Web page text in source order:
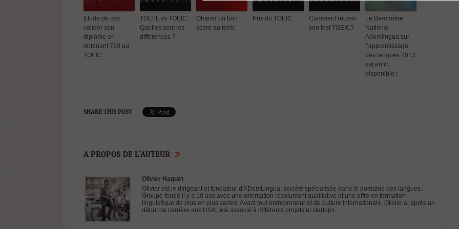
Etude de cas:
valider son
diplôme en
obtenant 750 au
TOEIC
TOEFL vs TOEIC :
Quelles sont les
différences ?
Obtenir un bon
score au toeic
Prix du TOEIC
Comment réussir
son test TOEIC?
Le Baromètre
National
Adomlingua sur
l’apprentissage
des langues 2013
est enfin
disponible !
SHARE THIS POST
A PROPOS DE L'AUTEUR
Olivier Haquet
Olivier est le dirigeant et fondateur d'ADomLingua, société spécialisée dans le domaine des langues.
Groupe fondé il y a 10 ans avec une orientation résolument qualitative et une offre en formation
linguistique de plus en plus variée. Avant tout entrepreneur et de culture internationale, Olivier a, après un
début de carrière aux USA , eté associé à différents projets et startups.
Prix du TOEIC
National
Adomlingua sur
l’apprentissage
des langues 2013